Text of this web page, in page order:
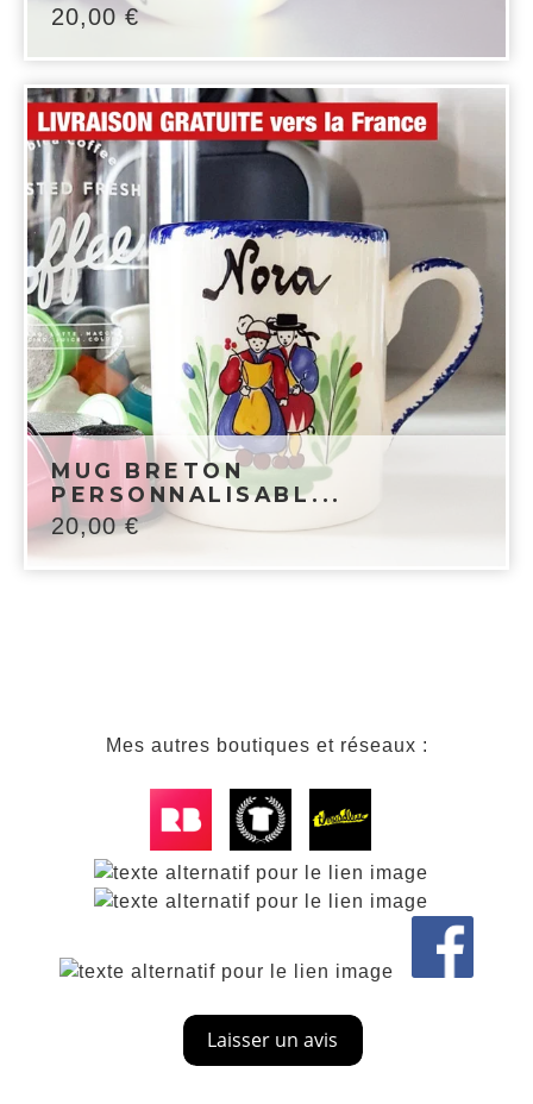
20,00€
MUG BRETON
PERSONNALISABL...
20,00€
Mes autres boutiques et réseaux :